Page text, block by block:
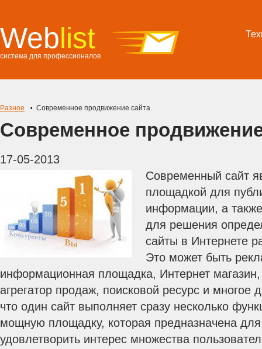
Weblist
система для профессионалов
Разное Современное продвижение сайта
Современное
17-05-2013
Современный сайт
площадкой для
информации, а
для решения
сайты в Интернете
Это может быть
информационная площадка, Интернет магазин,
агрегатор продаж, поисковой ресурс и многое
что один сайт выполняет сразу несколько
мощную площадку, которая предназначена для
удовлетворить интерес множества